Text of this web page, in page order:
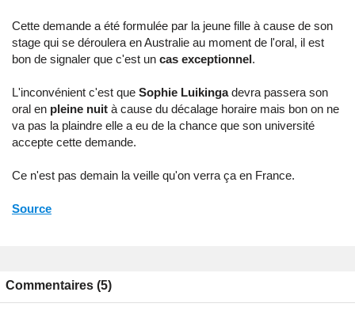
Cette demande a été formulée par la jeune fille à cause de son
stage qui se déroulera en Australie au moment de l'oral, il est
bon de signaler que c'est un cas exceptionnel.
L'inconvénient c'est que Sophie Luikingadevra passera son
oral en pleine nuit à cause du décalage horaire mais bon on ne
va pas la plaindre elle a eu de la chance que son université
accepte cette demande.
Ce n'est pas demain la veille qu'on verra ça en France.
Source
Commentaires (5)